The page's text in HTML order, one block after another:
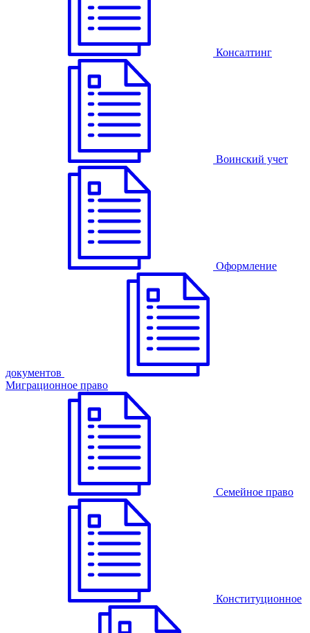
Консалтинг
Воинский учет
Оформление
документов
Миграционное право
Семейное право
Конституционное